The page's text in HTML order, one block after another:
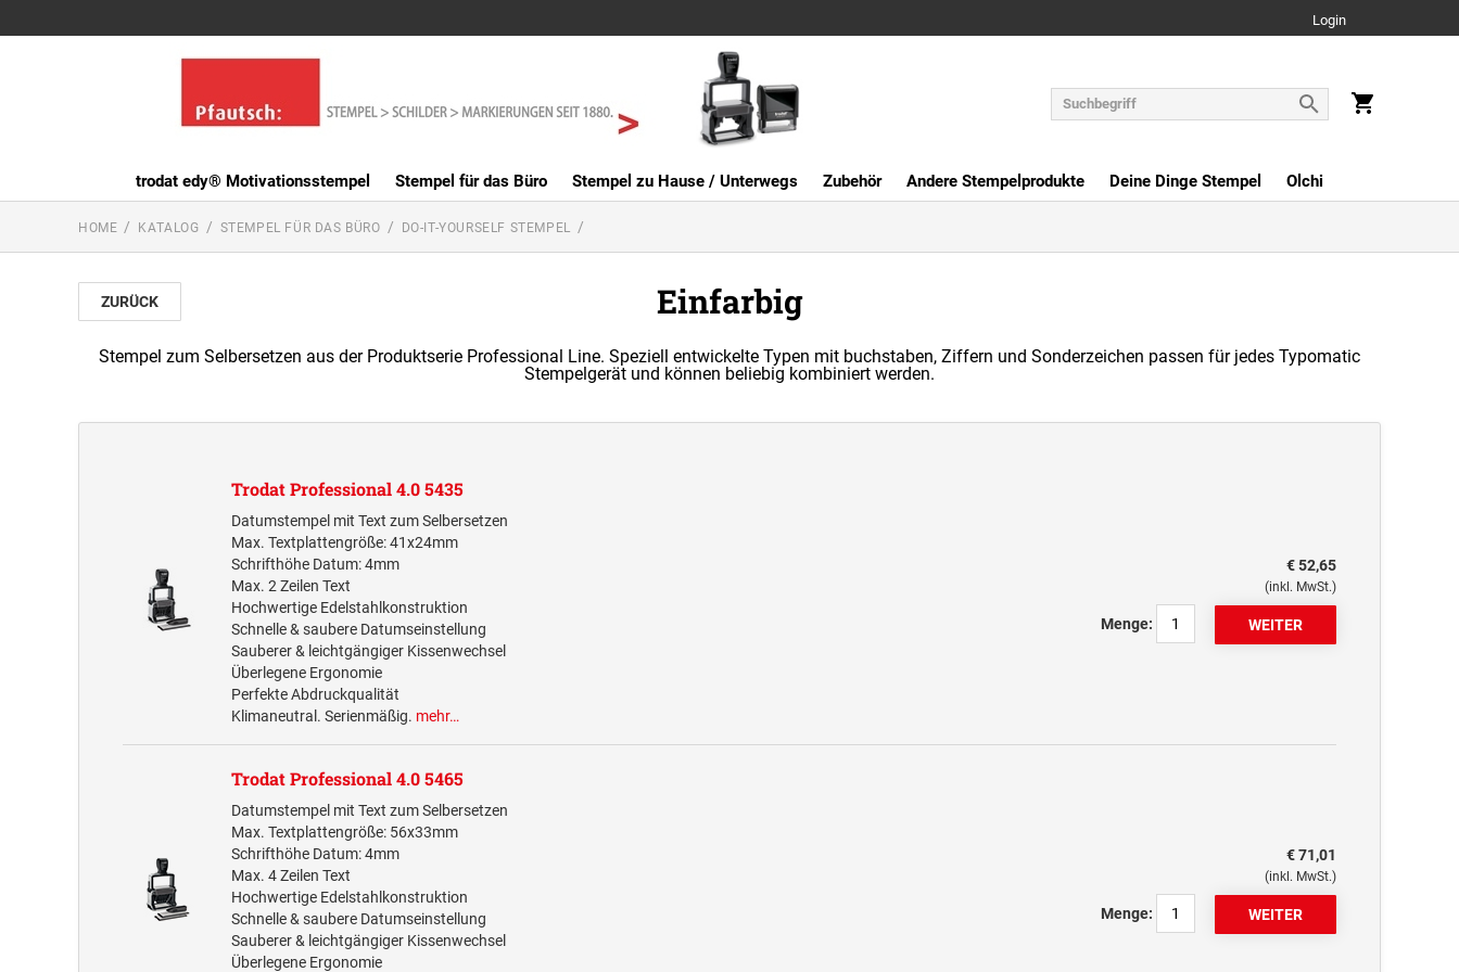
Login
trodat edy® Motivationsstempel Stempel für das Büro Stempel zu Hause / Unterwegs Zubehör Andere Stempelprodukte Deine Dinge Stempel Olchi
HOME KATALOG STEMPEL FÜR DAS BÜRO DO-IT-YOURSELF STEMPEL
ZURÜCK Einfarbig
Stempel zum Selbersetzen aus der Produktserie Professional Line. Speziell entwickelte Typen mit buchstaben, Ziffern und Sonderzeichen passen für jedes Typomatic
Stempelgerät und können beliebig kombiniert werden.
Trodat Professional 4.0 5435
Datumstempel mit Text zum Selbersetzen
Max. Textplattengröße: 41x24mm
Schrifthöhe Datum: 4mm
Max. 2 Zeilen Text
Hochwertige Edelstahlkonstruktion
Schnelle & saubere Datumseinstellung
Sauberer & leichtgängiger Kissenwechsel
Überlegene Ergonomie
Perfekte Abdruckqualität
Klimaneutral. Serienmäßig. mehr…
€ 52,65
(inkl. MwSt.)
Menge:
Trodat Professional 4.0 5465
Datumstempel mit Text zum Selbersetzen
Max. Textplattengröße: 56x33mm
Schrifthöhe Datum: 4mm
Max. 4 Zeilen Text
Hochwertige Edelstahlkonstruktion
Schnelle & saubere Datumseinstellung
Sauberer & leichtgängiger Kissenwechsel
Überlegene Ergonomie
€ 71,01
(inkl. MwSt.)
Menge: